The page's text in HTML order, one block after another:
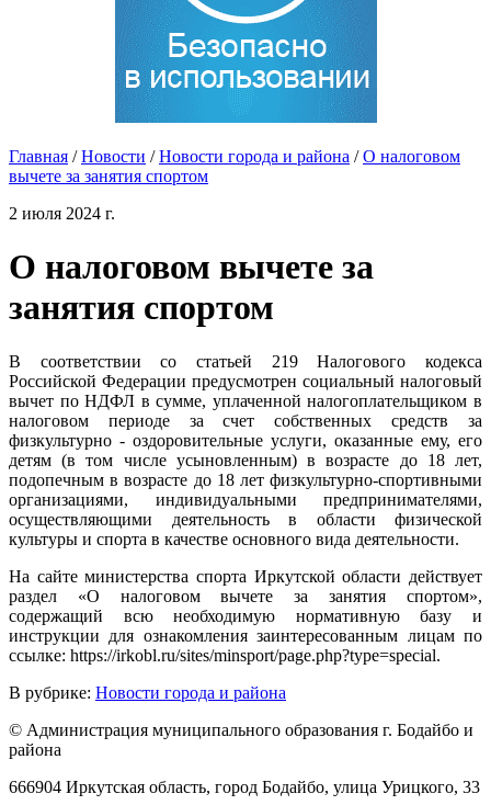
Главная / Новости / Новости города и района / О налоговом
вычете за занятия спортом
2 июля 2024 г.
О налоговом вычете за
занятия спортом
В соответствии со статьей 219 Налогового кодекса
Российской Федерации предусмотрен социальный налоговый
вычет по НДФЛ в сумме, уплаченной налогоплательщиком в
налоговом периоде за счет собственных средств за
физкультурно - оздоровительные услуги, оказанные ему, его
детям (в том числе усыновленным) в возрасте до 18 лет,
подопечным в возрасте до 18 лет физкультурно-спортивными
организациями, индивидуальными предпринимателями,
осуществляющими деятельность в области физической
культуры и спорта в качестве основного вида деятельности.
На сайте министерства спорта Иркутской области действует
раздел «О налоговом вычете за занятия спортом»,
содержащий всю необходимую нормативную базу и
инструкции для ознакомления заинтересованным лицам по
ссылке: https://irkobl.ru/sites/minsport/page.php?type=special.
В рубрике: Новости города и района
© Администрация муниципального образования г. Бодайбо и
района
666904 Иркутская область, город Бодайбо, улица Урицкого, 33